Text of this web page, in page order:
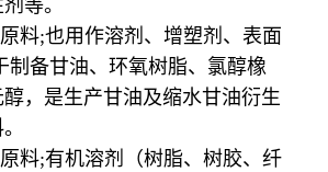
等。
料;也用作溶剂、增塑剂、表面
制备甘油、环氧树脂、氯醇橡
，是生产甘油及缩水甘油衍生
料;有机溶剂（树脂、树胶、纤